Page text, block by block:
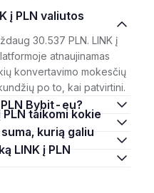
30.537 PLN. LINK į
atnaujinamas
konvertavimo mokesčių
po to, kai patvirtini.
PLN Bybit-eu?